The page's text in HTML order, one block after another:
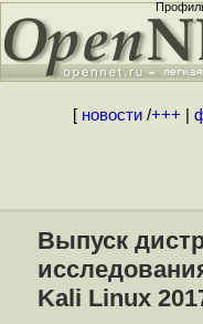
[ новости/+++
Выпуск
Kali Linux